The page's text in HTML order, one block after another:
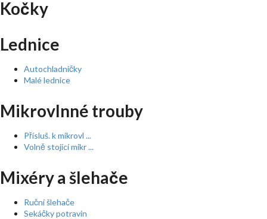
Kočky
Lednice
Autochladničky
Malé lednice
Mikrovlnné trouby
Přísluš. k mikrovl ...
Volně stojící mikr ...
Mixéry a šlehače
Ruční šlehače
Sekáčky potravin